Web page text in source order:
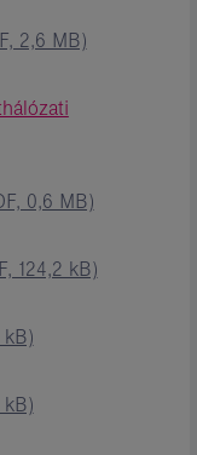
2,6 MB)
0,6 MB)
124,2 kB)
kB)
kB)